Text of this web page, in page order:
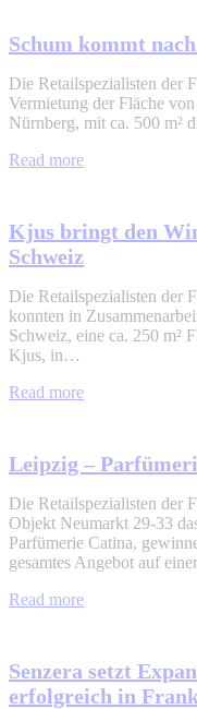
Schum kommt
Die Retailspezialisten der
Vermietung der Fläche
Nürnberg, mit ca. 500 m²
Read more
Kjus bringt den
Schweiz
Die Retailspezialisten der
konnten in
Schweiz, eine ca. 250 m²
Kjus, in…
Read more
Leipzig –
Die Retailspezialisten der
Objekt Neumarkt 29-33
Parfümerie Catina,
gesamtes Angebot auf
Read more
Senzera setzt
erfolgreich in